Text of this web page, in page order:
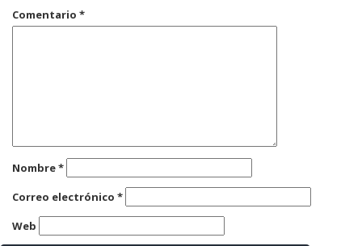
Comentario *
Nombre*
Correo electrónico *
Web